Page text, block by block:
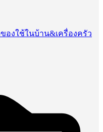
ของใช้ในบ้าน&เครื่องครัว